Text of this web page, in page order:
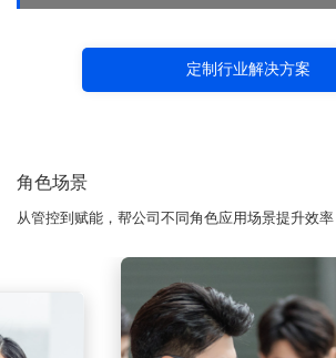
定制行业解决方案
角色场景
从管控到赋能，帮公司不同角色应用场景提升效率